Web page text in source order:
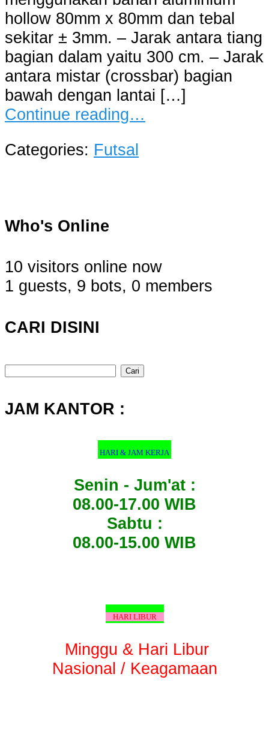
hollow 80mm x 80mm dan tebal
sekitar ± 3mm. – Jarak antara tiang
bagian dalam yaitu 300 cm. – Jarak
antara mistar (crossbar) bagian
bawah dengan lantai […]
Continue reading…
Categories: Futsal
Who's Online
10 visitors online now
1 guests, 9 bots, 0 members
CARI DISINI
Cari
JAM KANTOR :
HARI & JAM KERJA
Senin - Jum'at :
08.00-17.00 WIB
Sabtu :
08.00-15.00 WIB
HARI LIBUR
Minggu & Hari Libur
Nasional / Keagamaan